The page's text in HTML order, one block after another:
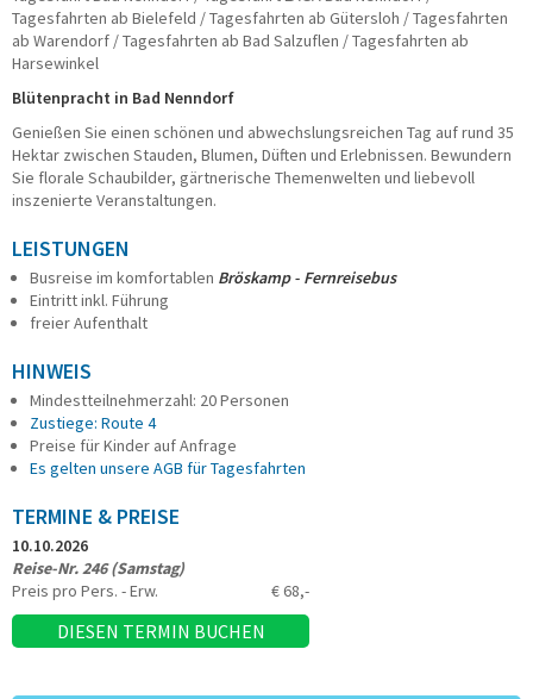
Taxi/PKW
Impressionen
ÜBER UNS
Büroteam
Busfahrerinnen und Busfahrer
Geschäftsführung
Historie
Katalogbestellung
Gutscheinbestellung
Fundsachen
Tagesfahrten ab Bielefeld / Tagesfahrten ab Gütersloh / Tagesfahrten
ab Warendorf / Tagesfahrten ab Bad Salzuflen / Tagesfahrten ab
Harsewinkel
Blütenpracht in Bad Nenndorf
Genießen Sie einen schönen und abwechslungsreichen Tag auf rund 35
Hektar zwischen Stauden, Blumen, Düften und Erlebnissen. Bewundern
Sie florale Schaubilder, gärtnerische Themenwelten und liebevoll
inszenierte Veranstaltungen.
LEISTUNGEN
Busreise im komfortablen Bröskamp - Fernreisebus
Eintritt inkl. Führung
freier Aufenthalt
HINWEIS
Mindestteilnehmerzahl: 20 Personen
Zustiege: Route 4
Preise für Kinder auf Anfrage
Es gelten unsere AGB für Tagesfahrten
TERMINE & PREISE
10.10.2026
Reise-Nr. 246 (Samstag)
Preis pro Pers. - Erw.
€ 68,-
DIESEN TERMIN BUCHEN